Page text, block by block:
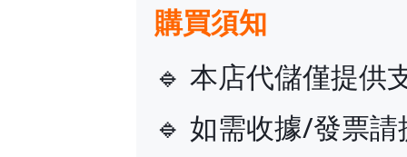
購買須知
🔹 本店代儲僅提供
🔹 如需收據/發票